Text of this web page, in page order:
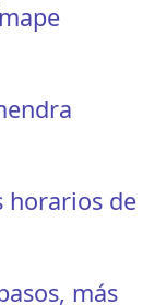
horarios de
más